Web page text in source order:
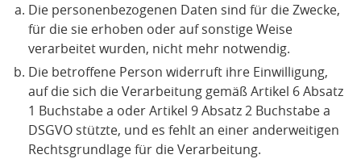
Die personenbezogenen Daten sind für die Zwecke,
für die sie erhoben oder auf sonstige Weise
verarbeitet wurden, nicht mehr notwendig.
Die betroffene Person widerruft ihre Einwilligung,
auf die sich die Verarbeitung gemäß Artikel 6 Absatz
1 Buchstabe a oder Artikel 9 Absatz 2 Buchstabe a
DSGVO stützte, und es fehlt an einer anderweitigen
Rechtsgrundlage für die Verarbeitung.